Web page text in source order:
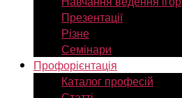
Презентації
Різне
Семінари
Профорієнтація
Каталог професій